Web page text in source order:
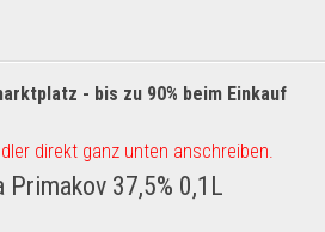
- bis zu 90% beim Einkauf
direkt ganz unten anschreiben.
Primakov 37,5% 0,1L